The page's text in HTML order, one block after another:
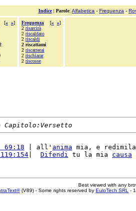
Indice| Parole: Alfabetica - Frequenza -
[« »]
Frequenza [« »]
2 risarcirà
2 riscaldato
2 riscaldi
2 riscattami
2 riscatterai
2 rischiarar
2 riscosse
Capitolo:Versetto
| all' anima mia, e
Difendi tu la mia causa
Best viewed with any
(V89) - Some rights reserved by EuloTech SRL -